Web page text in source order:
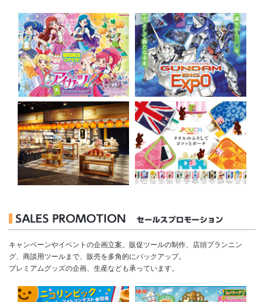
キャンペーンやイベントの企画立案。販促ツールの制作、店頭プランニン
グ、商談用ツールまで、販売を多角的にバックアップ。
プレミアムグッズの企画、生産なども承っています。